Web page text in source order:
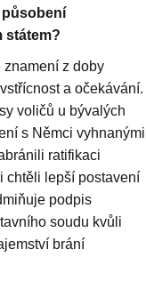
působení
státem?
z doby
a očekávání.
voličů u bývalých
s Němci vyhnanými
ratifikaci
chtěli lepší postavení
podpis
soudu kvůli
brání